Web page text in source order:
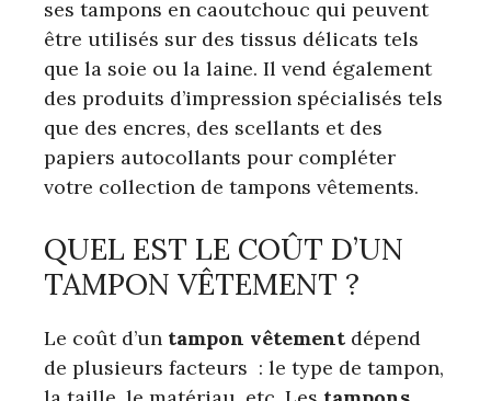
ses tampons en caoutchouc qui peuvent
être utilisés sur des tissus délicats tels
que la soie ou la laine. Il vend également
des produits d’impression spécialisés tels
que des encres, des scellants et des
papiers autocollants pour compléter
votre collection de tampons vêtements.
QUEL EST LE COÛT D’UN
TAMPON VÊTEMENT ?
Le coût d’un tampon vêtement dépend
de plusieurs facteurs : le type de tampon,